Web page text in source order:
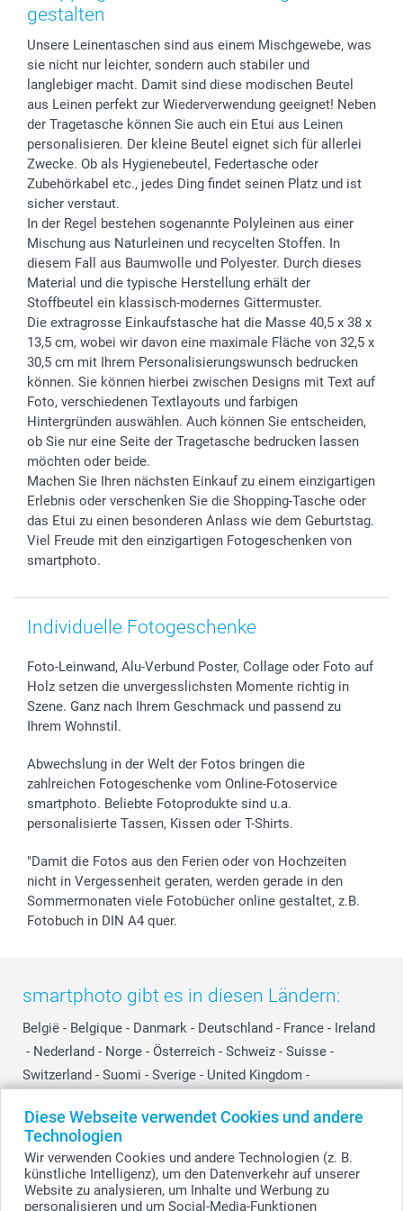
Diese Webseite verwendet Cookies und andere
Technologien
Wir verwenden Cookies und andere Technologien (z. B.
künstliche Intelligenz), um den Datenverkehr auf unserer
Website zu analysieren, um Inhalte und Werbung zu
personalisieren und um Social-Media-Funktionen
Foto-Kalender & Agenden
Geschenk-Gutscheine (PDF)
Impressum
Partnerprogramme
Investor Relations
B2B smartbusiness
Widerrufsrecht
Vatertag
Hochzeit
Geburtstag
Geburt
Zu allen Anlässen
Preise und Versandkosten
72h Lieferung
Zahlungsmöglichkeiten
Sitemap
Status der Bestellung
smartfriends
smartgarantie
smartbonus
gestalten
Unsere Leinentaschen sind aus einem Mischgewebe, was
sie nicht nur leichter, sondern auch stabiler und
langlebiger macht. Damit sind diese modischen Beutel
aus Leinen perfekt zur Wiederverwendung geeignet! Neben
der Tragetasche können Sie auch ein Etui aus Leinen
personalisieren. Der kleine Beutel eignet sich für allerlei
Zwecke. Ob als Hygienebeutel, Federtasche oder
Zubehörkabel etc., jedes Ding findet seinen Platz und ist
sicher verstaut.
In der Regel bestehen sogenannte Polyleinen aus einer
Mischung aus Naturleinen und recycelten Stoffen. In
diesem Fall aus Baumwolle und Polyester. Durch dieses
Material und die typische Herstellung erhält der
Stoffbeutel ein klassisch-modernes Gittermuster.
Die extragrosse Einkaufstasche hat die Masse 40,5 x 38 x
13,5 cm, wobei wir davon eine maximale Fläche von 32,5 x
30,5 cm mit Ihrem Personalisierungswunsch bedrucken
können. Sie können hierbei zwischen Designs mit Text auf
Foto, verschiedenen Textlayouts und farbigen
Hintergründen auswählen. Auch können Sie entscheiden,
ob Sie nur eine Seite der Tragetasche bedrucken lassen
möchten oder beide.
Machen Sie Ihren nächsten Einkauf zu einem einzigartigen
Erlebnis oder verschenken Sie die Shopping-Tasche oder
das Etui zu einen besonderen Anlass wie dem Geburtstag.
Viel Freude mit den einzigartigen Fotogeschenken von
smartphoto.
Individuelle Fotogeschenke
Foto-Leinwand, Alu-Verbund Poster, Collage oder Foto auf
Holz setzen die unvergesslichsten Momente richtig in
Szene. Ganz nach Ihrem Geschmack und passend zu
Ihrem Wohnstil.
Abwechslung in der Welt der Fotos bringen die
zahlreichen Fotogeschenke vom Online-Fotoservice
smartphoto. Beliebte Fotoprodukte sind u.a.
personalisierte Tassen, Kissen oder T-Shirts.
"Damit die Fotos aus den Ferien oder von Hochzeiten
nicht in Vergessenheit geraten, werden gerade in den
Sommermonaten viele Fotobücher online gestaltet, z.B.
Fotobuch in DIN A4 quer.
smartphoto gibt es in diesen Ländern:
België - Belgique - Danmark - Deutschland - France - Ireland
- Nederland - Norge - Österreich - Schweiz - Suisse -
Switzerland - Suomi - Sverige - United Kingdom -
Alle Preise verstehen sich in EURO (€) inkl. MwSt. und zzgl. Versandkosten.